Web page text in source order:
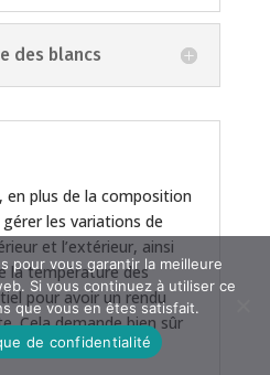
des blancs
en plus de la composition
les variations de
et l’extérieur, ainsi
la température des
pour avoir un rendu
Cela demande bien sûr
vue et en post
pour vous garantir la meilleure
Si vous continuez à utiliser ce
que vous en êtes satisfait.
de confidentialité